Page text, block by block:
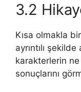
3.2
Kısa olmakla
ayrıntılı
karakterlerin ne
sonuçlarını